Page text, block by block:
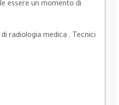
essere un momento di
radiologia medica , Tecnici